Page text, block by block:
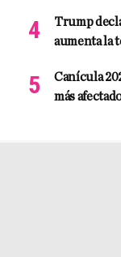
Trump
aumenta la
Canícula
más